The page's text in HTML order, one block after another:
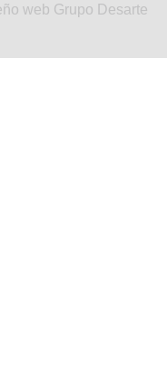
web Grupo Desarte